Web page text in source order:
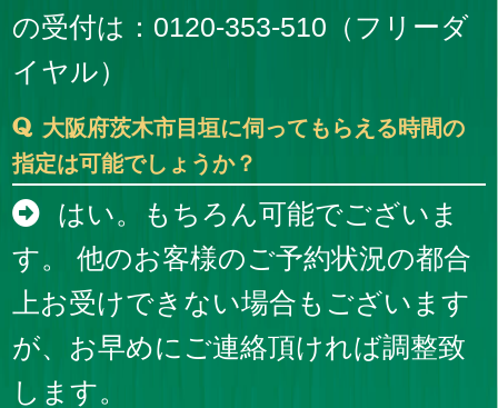
の受付は：0120-353-510（フリーダ
イヤル）
大阪府茨木市目垣に伺ってもらえる時間の
指定は可能でしょうか？
はい。もちろん可能でございま
す。 他のお客様のご予約状況の都合
上お受けできない場合もございます
が、お早めにご連絡頂ければ調整致
します。